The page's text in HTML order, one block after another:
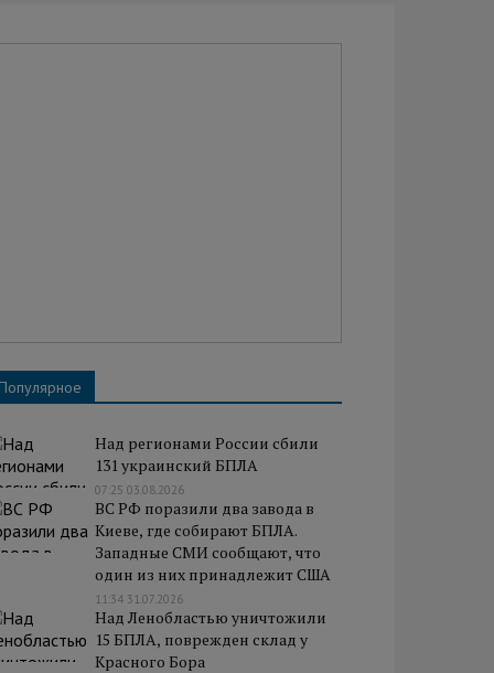
Популярное
Над регионами России сбили
131 украинский БПЛА
07:25 03.08.2026
ВС РФ поразили два завода в
Киеве, где собирают БПЛА.
Западные СМИ сообщают, что
один из них принадлежит США
11:34 31.07.2026
Над Ленобластью уничтожили
15 БПЛА, поврежден склад у
Красного Бора